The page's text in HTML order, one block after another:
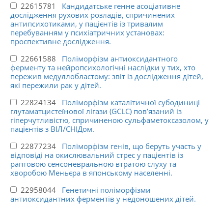
22615781 Кандидатське генне асоціативне
дослідження рухових розладів, спричинених
антипсихотиками, у пацієнтів із тривалим
перебуванням у психіатричних установах:
проспективне дослідження.
22661588 Поліморфізм антиоксидантного
ферменту та нейропсихологічні наслідки у тих, хто
пережив медуллобластому: звіт із дослідження дітей,
які пережили рак у дітей.
22824134 Поліморфізм каталітичної субодиниці
глутаматцистеїнової лігази (GCLC) пов’язаний із
гіперчутливістю, спричиненою сульфаметоксазолом, у
пацієнтів з ВІЛ/СНІДом.
22877234 Поліморфізм генів, що беруть участь у
відповіді на окислювальний стрес у пацієнтів із
раптовою сенсоневральною втратою слуху та
хворобою Меньєра в японському населенні.
22958044 Генетичні поліморфізми
антиоксидантних ферментів у недоношених дітей.